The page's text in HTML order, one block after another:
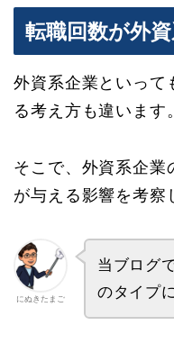
転職回数が外
外資系企業といって
る考え方も違います。
そこで、外資系企業
が与える影響を考察
にぬきたまご
当ブログ
のタイプ